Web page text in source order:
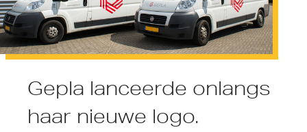
Gepla lanceerde onlangs
haar nieuwe logo.